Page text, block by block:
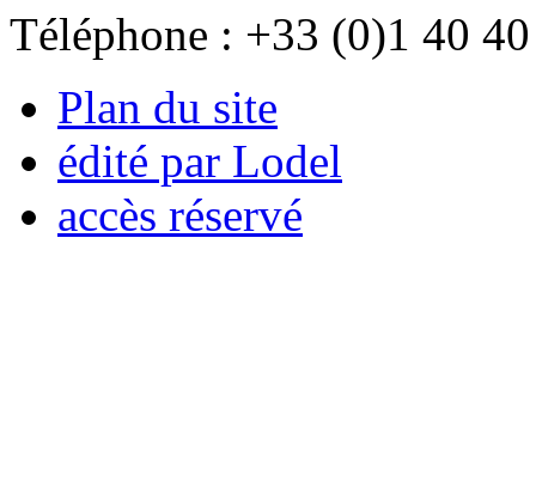
Téléphone : +33 (0)1 40
Plan du site
édité par Lodel
accès réservé